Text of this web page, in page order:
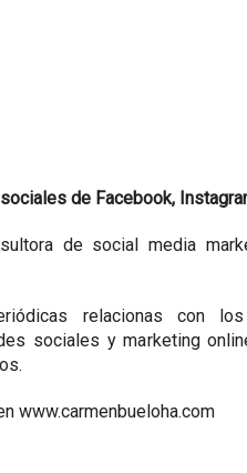
de Facebook,
de social media
relacionas con
sociales y marketing
www.carmenbueloha.com